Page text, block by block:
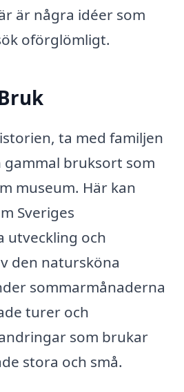
är några idéer som
oförglömligt.
ta med familjen
gammal bruksort som
museum. Här kan
Sveriges
utveckling och
den natursköna
sommarmånaderna
turer och
som brukar
stora och små.